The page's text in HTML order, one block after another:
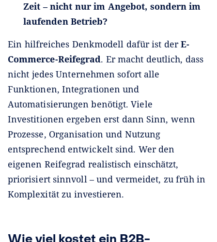
Zeit – nicht nur im Angebot, sondern im
laufenden Betrieb?
Ein hilfreiches Denkmodell dafür ist derE-
Commerce-Reifegrad. Er macht deutlich, dass
nicht jedes Unternehmen sofort alle
Funktionen, Integrationen und
Automatisierungen benötigt. Viele
Investitionen ergeben erst dann Sinn, wenn
Prozesse, Organisation und Nutzung
entsprechend entwickelt sind. Wer den
eigenen Reifegrad realistisch einschätzt,
priorisiert sinnvoll – und vermeidet, zu früh in
Komplexität zu investieren.